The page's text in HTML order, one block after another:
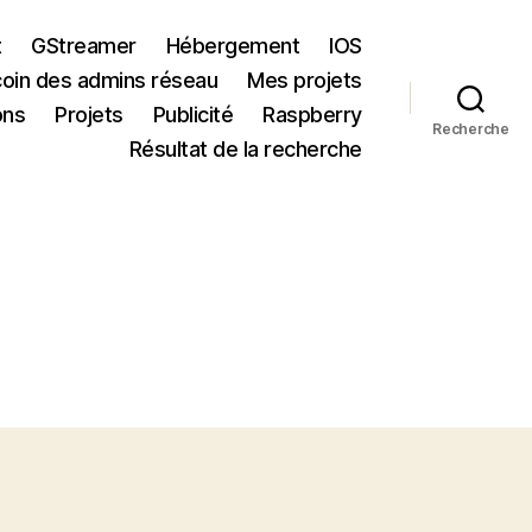
GStreamer Hébergement
IOS
des admins réseau
Mes projets
Projets Publicité
Raspberry
Résultat de la recherche
Recherche